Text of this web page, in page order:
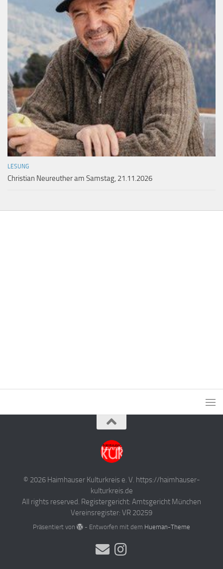
LESUNG
Christian Neureuther am Samstag, 21.11.2026
© 2026 Haimhauser Kulturkreis e. V. https://haimhauser-
kulturkreis.de
All rights reserved. Registergericht: Amtsgericht München
Vereinsregister: VR 20259
Präsentiert von - Entworfen mit dem Hueman-Theme